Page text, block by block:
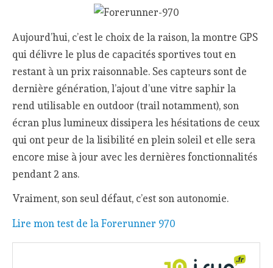
Aujourd’hui, c’est le choix de la raison, la montre GPS
qui délivre le plus de capacités sportives tout en
restant à un prix raisonnable. Ses capteurs sont de
dernière génération, l’ajout d’une vitre saphir la
rend utilisable en outdoor (trail notamment), son
écran plus lumineux dissipera les hésitations de ceux
qui ont peur de la lisibilité en plein soleil et elle sera
encore mise à jour avec les dernières fonctionnalités
pendant 2 ans.
Vraiment, son seul défaut, c’est son autonomie.
Lire mon test de la Forerunner 970